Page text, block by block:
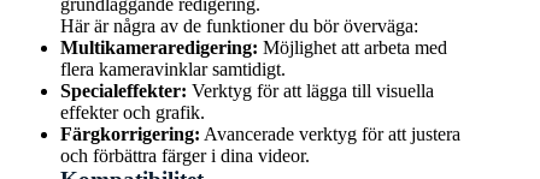
Här är några av de funktioner du bör överväga:
Multikameraredigering: Möjlighet att arbeta med
flera kameravinklar samtidigt.
Specialeffekter: Verktyg för att lägga till visuella
effekter och grafik.
Färgkorrigering: Avancerade verktyg för att justera
och förbättra färger i dina videor.